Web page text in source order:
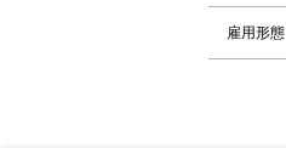
雇用形態